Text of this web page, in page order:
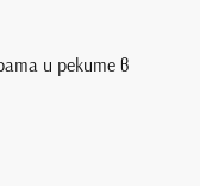
и реките в